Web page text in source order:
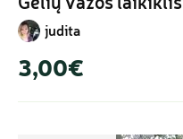
judita
3,00€